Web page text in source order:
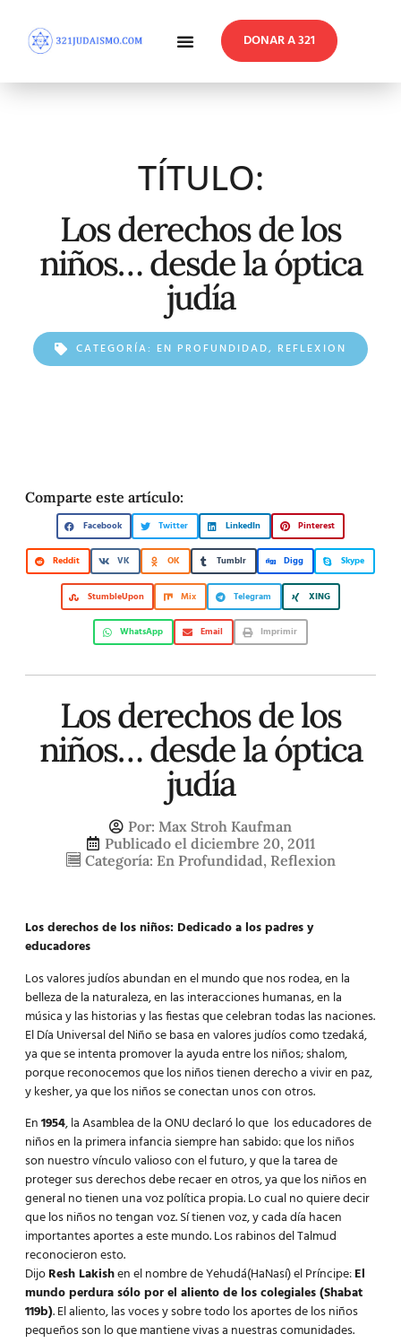
DONAR A 321
TÍTULO:
Los derechos de los
niños… desde la óptica
judía
CATEGORÍA: EN PROFUNDIDAD, REFLEXION
Comparte este artículo:
Facebook Twitter LinkedIn Pinterest
Reddit VK OK Tumblr Digg Skype
StumbleUpon Mix Telegram XING
WhatsApp Email Imprimir
Los derechos de los
niños… desde la óptica
judía
Por: Max Stroh Kaufman
Publicado el diciembre 20, 2011
Categoría: En Profundidad, Reflexion
Los derechos de los niños: Dedicado a los padres y
educadores
Los valores judíos abundan en el mundo que nos rodea, en la
belleza de la naturaleza, en las interacciones humanas, en la
música y las historias y las fiestas que celebran todas las naciones.
El Día Universal del Niño se basa en valores judíos como tzedaká,
ya que se intenta promover la ayuda entre los niños; shalom,
porque reconocemos que los niños tienen derecho a vivir en paz,
y kesher, ya que los niños se conectan unos con otros.
En1954, la Asamblea de la ONU declaró lo que los educadores de
niños en la primera infancia siempre han sabido: que los niños
son nuestro vínculo valioso con el futuro, y que la tarea de
proteger sus derechos debe recaer en otros, ya que los niños en
general no tienen una voz política propia. Lo cual no quiere decir
que los niños no tengan voz. Sí tienen voz, y cada día hacen
importantes aportes a este mundo. Los rabinos del Talmud
reconocieron esto.
DijoResh Lakishen el nombre de Yehudá(HaNasí) el Príncipe:El
mundo perdura sólo por el aliento de los colegiales (Shabat
119b). El aliento, las voces y sobre todo los aportes de los niños
pequeños son lo que mantiene vivas a nuestras comunidades.